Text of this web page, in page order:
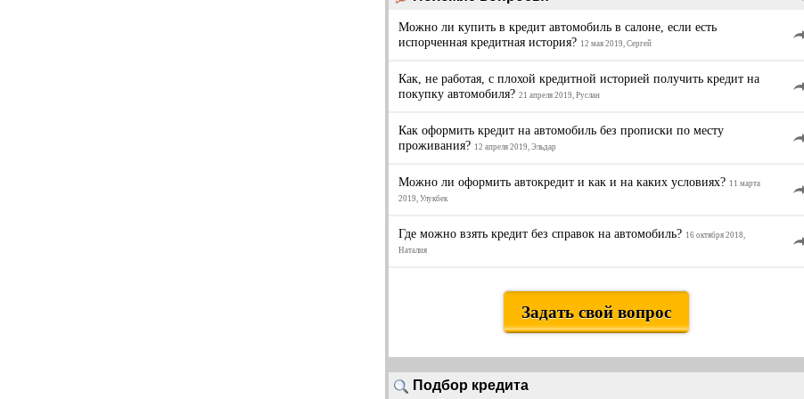
Можно ли купить в кредит автомобиль в салоне, если есть
испорченная кредитная история? 12 мая 2019, Сергей
Как, не работая, с плохой кредитной историей получить кредит на
покупку автомобиля? 21 апреля 2019, Руслан
Как оформить кредит на автомобиль без прописки по месту
проживания? 12 апреля 2019, Эльдар
Можно ли оформить автокредит и как и на каких условиях? 11 марта
2019, Улукбек
Где можно взять кредит без справок на автомобиль? 16 октября 2018,
Наталия
Задать свой вопрос
Подбор кредита